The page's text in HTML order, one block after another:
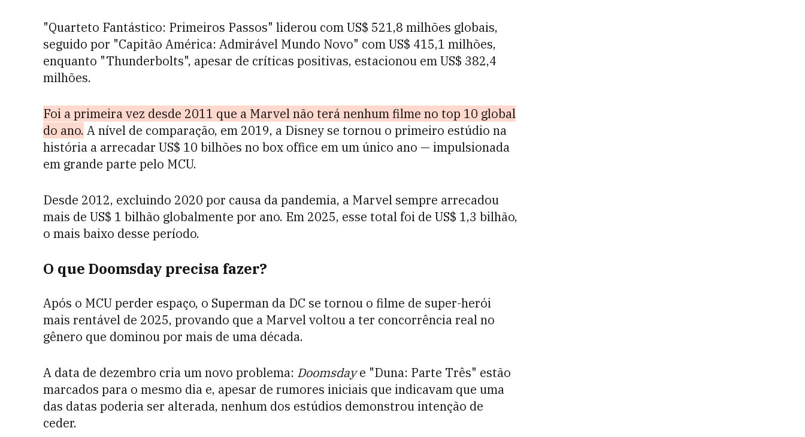
"Quarteto Fantástico: Primeiros Passos" liderou com US$ 521,8 milhões globais,
seguido por "Capitão América: Admirável Mundo Novo" com US$ 415,1 milhões,
enquanto "Thunderbolts", apesar de críticas positivas, estacionou em US$ 382,4
milhões.
Foi a primeira vez desde 2011 que a Marvel não terá nenhum filme no top 10 global
do ano. A nível de comparação, em 2019, a Disney se tornou o primeiro estúdio na
história a arrecadar US$ 10 bilhões no box office em um único ano — impulsionada
em grande parte pelo MCU.
Desde 2012, excluindo 2020 por causa da pandemia, a Marvel sempre arrecadou
mais de US$ 1 bilhão globalmente por ano. Em 2025, esse total foi de US$ 1,3 bilhão,
o mais baixo desse período.
O que Doomsday precisa fazer?
Após o MCU perder espaço, o Superman da DC se tornou o filme de super-herói
mais rentável de 2025, provando que a Marvel voltou a ter concorrência real no
gênero que dominou por mais de uma década.
A data de dezembro cria um novo problema: Doomsdaye "Duna: Parte Três" estão
marcados para o mesmo dia e, apesar de rumores iniciais que indicavam que uma
das datas poderia ser alterada, nenhum dos estúdios demonstrou intenção de
ceder.